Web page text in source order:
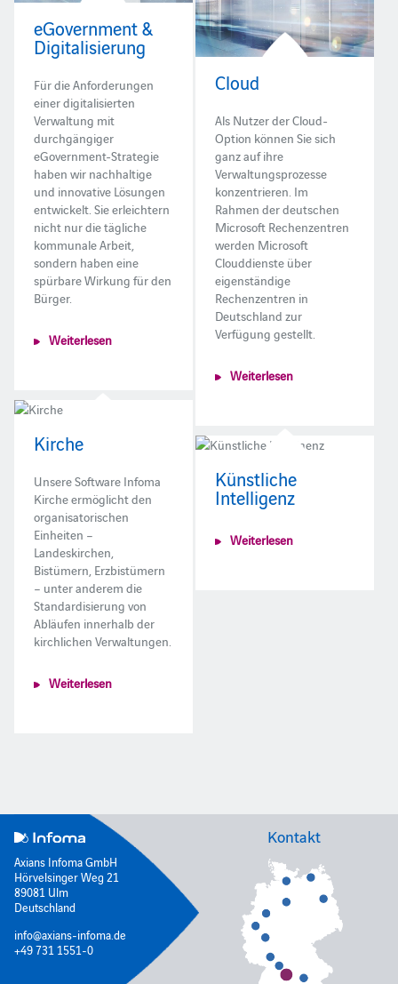
eGovernment &
Digitalisierung
Für die Anforderungen
einer digitalisierten
Verwaltung mit
durchgängiger
eGovernment-Strategie
haben wir nachhaltige
und innovative Lösungen
entwickelt. Sie erleichtern
nicht nur die tägliche
kommunale Arbeit,
sondern haben eine
spürbare Wirkung für den
Bürger.
Weiterlesen
Cloud
Als Nutzer der Cloud-
Option können Sie sich
ganz auf ihre
Verwaltungsprozesse
konzentrieren. Im
Rahmen der deutschen
Microsoft Rechenzentren
werden Microsoft
Clouddienste über
eigenständige
Rechenzentren in
Deutschland zur
Verfügung gestellt.
Weiterlesen
Kirche
Unsere Software Infoma
Kirche ermöglicht den
organisatorischen
Einheiten –
Landeskirchen,
Bistümern, Erzbistümern
– unter anderem die
Standardisierung von
Abläufen innerhalb der
kirchlichen Verwaltungen.
Weiterlesen
Künstliche
Intelligenz
Weiterlesen
Axians Infoma GmbH
Hörvelsinger Weg 21
89081 Ulm
Deutschland
info@axians-infoma.de
+49 731 1551-0
Kontakt